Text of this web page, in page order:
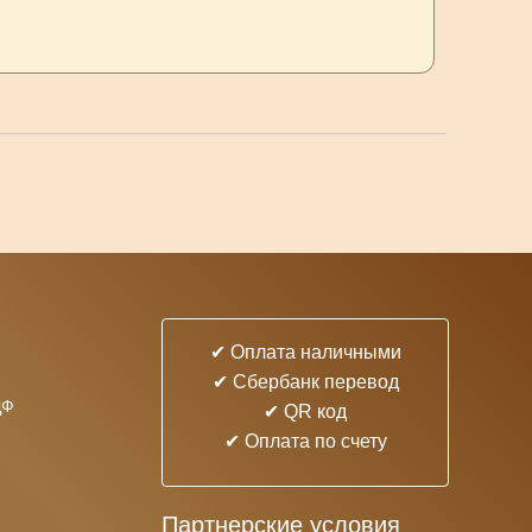
✔ Оплата наличными
✔ Cбербанк перевод
✔ QR код
✔ Оплата по счету
Партнерские условия